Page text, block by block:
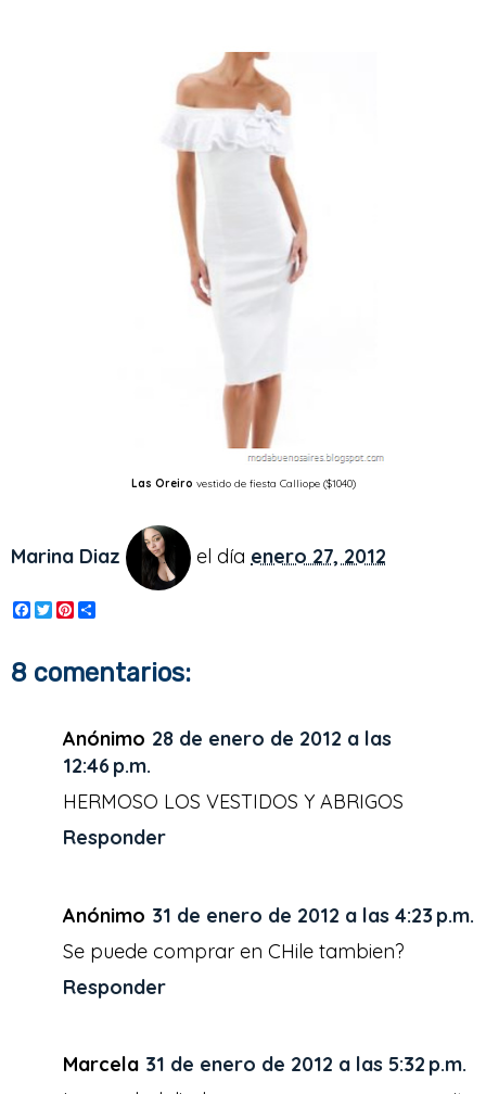
Las Oreiro vestido de fiesta Calliope ($1040)
Marina Diaz el día enero 27, 2012
F
a
e
b
T
w
t
t
P
t
e
s
t
r
e
8 comentarios:
Anónimo 28 de enero de 2012 a las
12:46 p.m.
HERMOSO LOS VESTIDOS Y ABRIGOS
Responder
Anónimo 31 de enero de 2012 a las 4:23 p.m.
Se puede comprar en CHile tambien?
Responder
Marcela 31 de enero de 2012 a las 5:32 p.m.